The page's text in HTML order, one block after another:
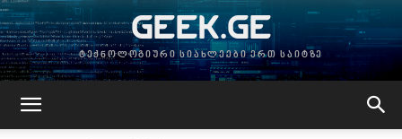
GEEK.GE
ტექნოლოგიური სიახლეები ერთ საიტზე